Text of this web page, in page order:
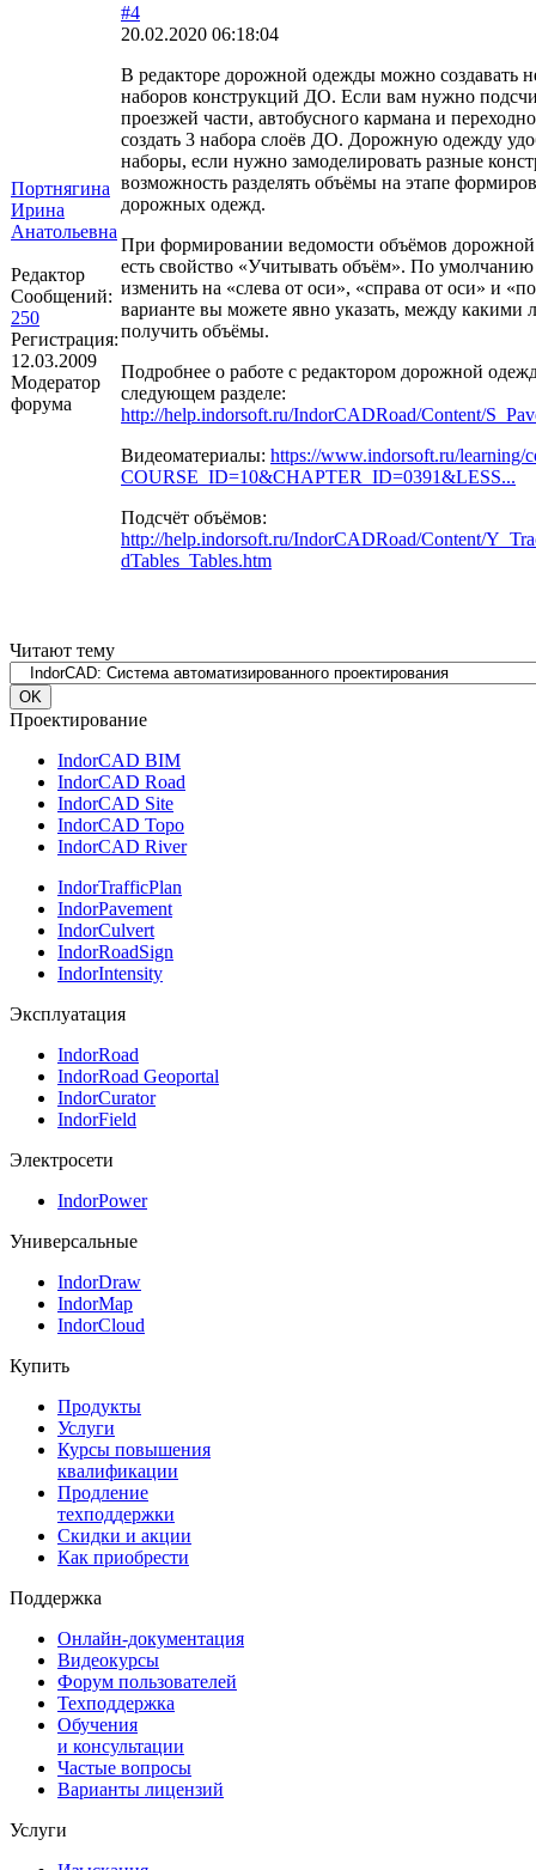
Портнягина
Ирина
Анатольевна
Редактор
Сообщений:
250
Регистрация:
12.03.2009
Модератор
форума
#4
20.02.2020 06:18:04
В редакторе дорожной одежды можно создавать
наборов конструкций ДО. Если вам нужно
проезжей части, автобусного кармана и
создать 3 набора слоёв ДО. Дорожную одежду
наборы, если нужно замоделировать разные
возможность разделять объёмы на этапе
дорожных одежд.
При формировании ведомости объёмов
есть свойство «Учитывать объём». По
изменить на «слева от оси», «справа от оси» и
варианте вы можете явно указать, между какими
получить объёмы.
Подробнее о работе с редактором дорожной
следующем разделе:
http://help.indorsoft.ru/IndorCADRoad/Content/
Видеоматериалы: https://www.indorsoft.ru/learning/
COURSE_ID=10&CHAPTER_ID=0391&LESS...
Подсчёт объёмов:
http://help.indorsoft.ru/IndorCADRoad/Content/
­dTables_Tables.htm
Читают тему
Проектирование
IndorCAD BIM
IndorCAD Road
IndorCAD Site
IndorCAD Topo
IndorCAD River
IndorTrafficPlan
IndorPavement
IndorCulvert
IndorRoadSign
IndorIntensity
Эксплуатация
IndorRoad
IndorRoad Geoportal
IndorCurator
IndorField
Электросети
IndorPower
Универсальные
IndorDraw
IndorMap
IndorCloud
Купить
Продукты
Услуги
Курсы повышения
квалификации
Продление
техподдержки
Скидки и акции
Как приобрести
Поддержка
Онлайн-документация
Видеокурсы
Форум пользователей
Техподдержка
Обучения
и консультации
Частые вопросы
Варианты лицензий
Услуги